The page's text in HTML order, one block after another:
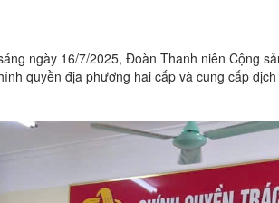
ngày 16/7/2025, Đoàn Thanh niên Cộng
quyền địa phương hai cấp và cung cấp